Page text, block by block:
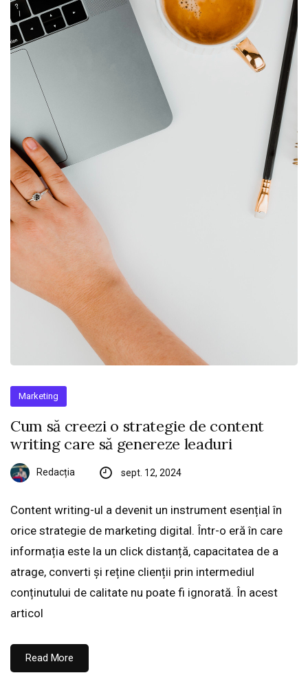
Marketing
Cum să creezi o strategie de content
writing care să genereze leaduri
Redacția sept. 12, 2024
Content writing-ul a devenit un instrument esențial în
orice strategie de marketing digital. Într-o eră în care
informația este la un click distanță, capacitatea de a
atrage, converti și reține clienții prin intermediul
conținutului de calitate nu poate fi ignorată. În acest
articol
Read More